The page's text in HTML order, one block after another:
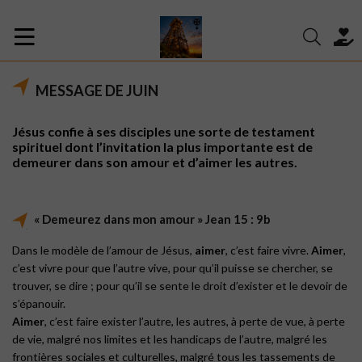
MESSAGE DE JUIN
Jésus confie à ses disciples une sorte de testament
spirituel dont l’invitation la plus importante est de
demeurer dans son amour et d’aimer les autres.
« Demeurez dans mon amour » Jean 15 : 9b
Dans le modèle de l’amour de Jésus, aimer, c’est faire vivre. Aimer,
c’est vivre pour que l’autre vive, pour qu’il puisse se chercher, se
trouver, se dire ; pour qu’il se sente le droit d’exister et le devoir de
s’épanouir.
Aimer, c’est faire exister l’autre, les autres, à perte de vue, à perte
de vie, malgré nos limites et les handicaps de l’autre, malgré les
frontières sociales et culturelles, malgré tous les tassements de